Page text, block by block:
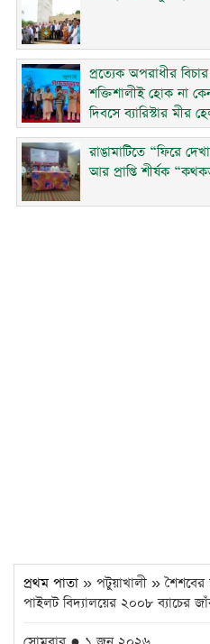
প্রত্যেক অপরাধীর
শক্তিশালীই হোক না
দিবসে ব্যারিস্টার মীর
রাঙামাটিতে “ফিরে
আর প্রাপ্তি শীর্ষক
প্রথম পাতা » পটুয়াখালী » শৈশবের
পাইলট বিদ্যালয়ের ২০০৮ ব্যাচের